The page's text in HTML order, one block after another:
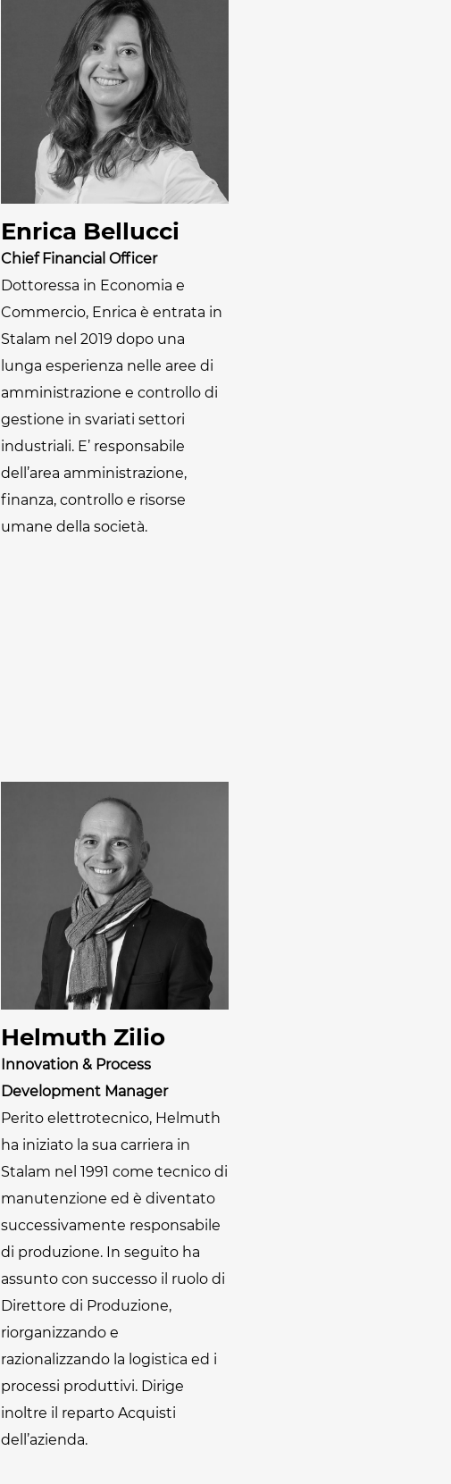
Radiofrequenza
Enrica Bellucci
Chief Financial Officer
Dottoressa in Economia e
Commercio, Enrica è entrata in
Stalam nel 2019 dopo una
lunga esperienza nelle aree di
amministrazione e controllo di
gestione in svariati settori
industriali. E’ responsabile
dell’area amministrazione,
finanza, controllo e risorse
umane della società.
Helmuth Zilio
Innovation & Process
Development Manager
Perito elettrotecnico, Helmuth
ha iniziato la sua carriera in
Stalam nel 1991 come tecnico di
manutenzione ed è diventato
successivamente responsabile
di produzione. In seguito ha
assunto con successo il ruolo di
Direttore di Produzione,
riorganizzando e
razionalizzando la logistica ed i
processi produttivi. Dirige
inoltre il reparto Acquisti
dell’azienda.